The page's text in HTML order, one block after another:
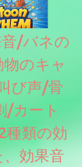
音/バネの
のキャ
び声/骨
/カート
種類の効
効果音